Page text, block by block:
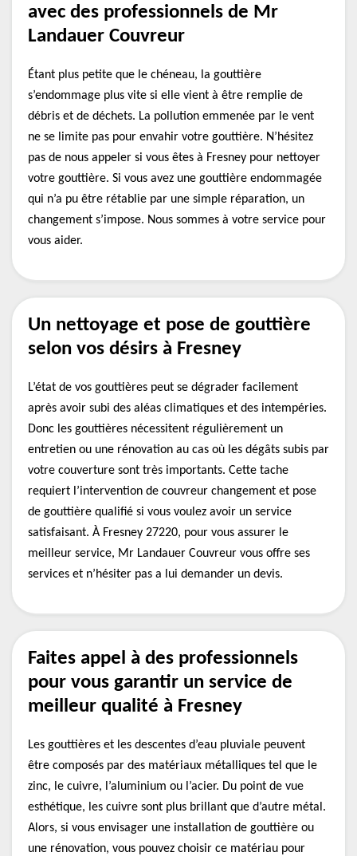
avec des professionnels de Mr
Landauer Couvreur
Étant plus petite que le chéneau, la gouttière
s’endommage plus vite si elle vient à être remplie de
débris et de déchets. La pollution emmenée par le vent
ne se limite pas pour envahir votre gouttière. N’hésitez
pas de nous appeler si vous êtes à Fresney pour nettoyer
votre gouttière. Si vous avez une gouttière endommagée
qui n’a pu être rétablie par une simple réparation, un
changement s’impose. Nous sommes à votre service pour
vous aider.
Un nettoyage et pose de gouttière
selon vos désirs à Fresney
L’état de vos gouttières peut se dégrader facilement
après avoir subi des aléas climatiques et des intempéries.
Donc les gouttières nécessitent régulièrement un
entretien ou une rénovation au cas où les dégâts subis par
votre couverture sont très importants. Cette tache
requiert l’intervention de couvreur changement et pose
de gouttière qualifié si vous voulez avoir un service
satisfaisant. À Fresney 27220, pour vous assurer le
meilleur service, Mr Landauer Couvreur vous offre ses
services et n’hésiter pas a lui demander un devis.
Faites appel à des professionnels
pour vous garantir un service de
meilleur qualité à Fresney
Les gouttières et les descentes d’eau pluviale peuvent
être composés par des matériaux métalliques tel que le
zinc, le cuivre, l’aluminium ou l’acier. Du point de vue
esthétique, les cuivre sont plus brillant que d’autre métal.
Alors, si vous envisager une installation de gouttière ou
une rénovation, vous pouvez choisir ce matériau pour